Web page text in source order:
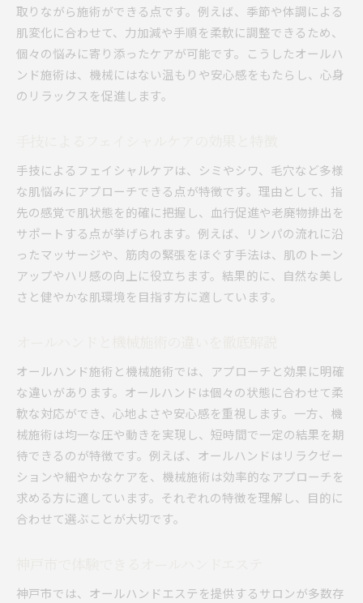
取りながら施術ができる点です。例えば、季節や体調による
肌変化に合わせて、力加減や手順を柔軟に調整できるため、
個々の悩みに寄り添ったケアが可能です。こうしたオールハ
ンド施術は、機械にはない温もりや安心感をもたらし、心身
のリラックスを促進します。
手技によるフェイシャルケアは、シミやシワ、毛穴など多様
な肌悩みにアプローチできる点が特徴です。理由として、指
先の感覚で肌状態を的確に把握し、血行促進や老廃物排出を
サポートする点が挙げられます。例えば、リンパの流れに沿
ったマッサージや、筋肉の緊張をほぐす手法は、肌のトーン
アップやハリ感の向上に役立ちます。結果的に、自然な美し
さと健やかな肌環境を目指す方に適しています。
オールハンド施術と機械施術では、アプローチと効果に明確
な違いがあります。オールハンドは個々の状態に合わせて柔
軟な対応ができ、心地よさや安心感を重視します。一方、機
械施術は均一な圧や動きを実現し、短時間で一定の結果を期
待できるのが特徴です。例えば、オールハンドはリラクゼー
ションや細やかなケアを、機械施術は効率的なアプローチを
求める方に適しています。それぞれの特徴を理解し、目的に
合わせて選ぶことが大切です。
神戸市では、オールハンドエステを提供するサロンが多数存